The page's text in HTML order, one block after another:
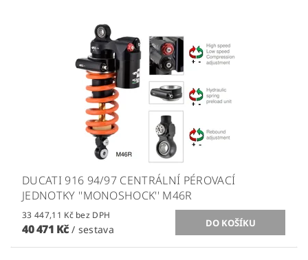
DUCATI 916 94/97 CENTRÁLNÍ PÉROVACÍ
JEDNOTKY ''MONOSHOCK'' M46R
33 447,11 Kč bez DPH
40 471 Kč/ sestava